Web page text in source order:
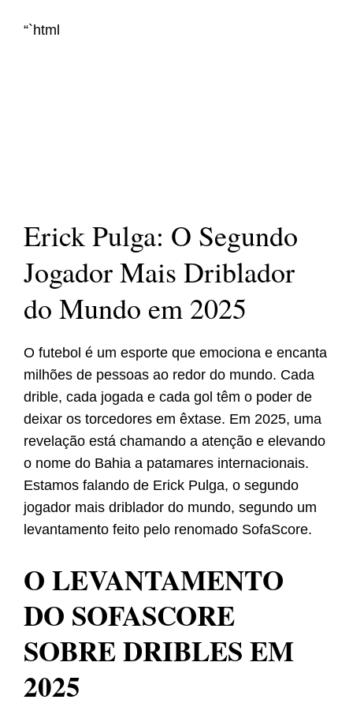
“`html
Erick Pulga: O Segundo
Jogador Mais Driblador
do Mundo em 2025
O futebol é um esporte que emociona e encanta
milhões de pessoas ao redor do mundo. Cada
drible, cada jogada e cada gol têm o poder de
deixar os torcedores em êxtase. Em 2025, uma
revelação está chamando a atenção e elevando
o nome do Bahia a patamares internacionais.
Estamos falando de Erick Pulga, o segundo
jogador mais driblador do mundo, segundo um
levantamento feito pelo renomado SofaScore.
O LEVANTAMENTO
DO SOFASCORE
SOBRE DRIBLES EM
2025